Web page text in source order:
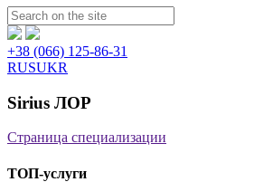
Пошук:
+38 (066) 125-86-31
RUSUKR
Sirius ЛОР
Страница специализации
ТОП-услуги